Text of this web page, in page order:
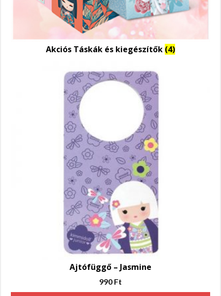
Akciós Táskák és kiegészítők (4)
Ajtófüggő – Jasmine
990 Ft